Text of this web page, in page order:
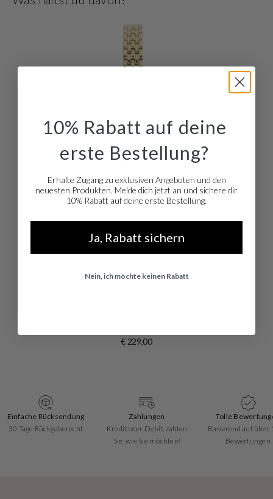
€ 229,00
Einfache Rücksendung
30 Tage Rückgaberecht
Zahlungen
Kredit oder Debit, zahlen
Sie, wie Sie möchten!
Tolle
Basierend auf über
Bewertungen
10% Rabatt auf deine
erste Bestellung?
Erhalte Zugang zu exklusiven Angeboten und den
neuesten Produkten. Melde dich jetzt an und sichere dir
10% Rabatt auf deine erste Bestellung.
Ja, Rabatt sichern
Nein, ich möchte keinen Rabatt